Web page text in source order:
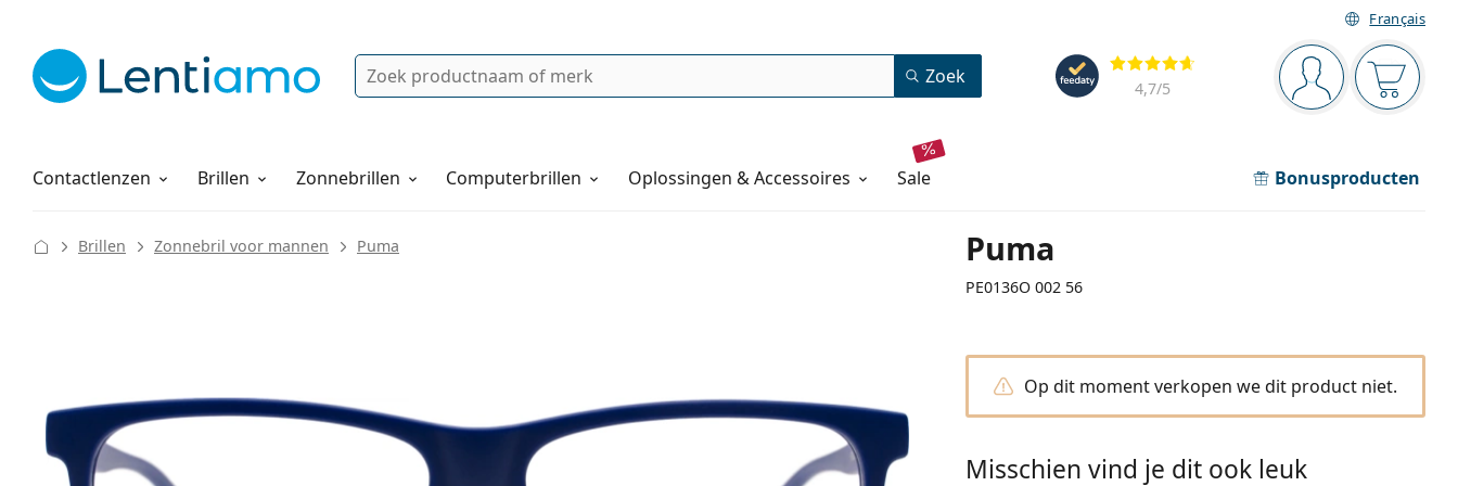
Français
Navigatie
Je bent ingelogd
Jouw
Beoordelingen
4,7/5
Zoek Zoek
Contactlenzen
Lenzenvloeistoffen Brillen Zonnebrillen Computerbrillen Oplossingen & Accessoires sale Bonusproducten
Hoe bestellen
Puma
PE0136O 002 56
Brillen Zonnebril voor mannen Puma
Op dit moment verkopen we dit product niet.
Misschien vind je dit ook leuk